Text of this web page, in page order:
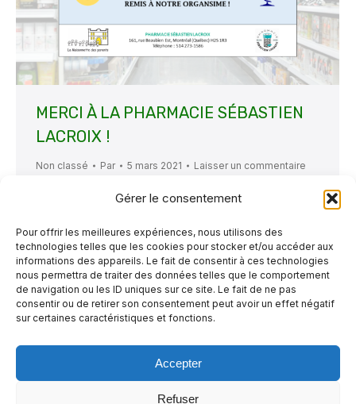
Gérer le consentement
Pour offrir les meilleures expériences, nous utilisons des
technologies telles que les cookies pour stocker et/ou accéder aux
informations des appareils. Le fait de consentir à ces technologies
nous permettra de traiter des données telles que le comportement
de navigation ou les ID uniques sur ce site. Le fait de ne pas
consentir ou de retirer son consentement peut avoir un effet négatif
sur certaines caractéristiques et fonctions.
Accepter
Refuser
MERCI À LA PHARMACIE SÉBASTIEN
LACROIX !
Non classé Par 5 mars 2021 Laisser un commentaire
Il nous fait grandement plaisir de vous
Sébastien Lacroix, située dans notre quartier
au 161, rue Beaubien Est à Montréal, a
effectué une activité de financement pour
notre organisme.
Un impressionnant
montant de 1000 $ a été amassé et nous a été
gracieusement remis !
Nous remercions…